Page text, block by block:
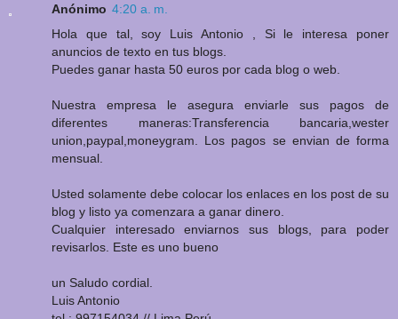
Anónimo 4:20 a. m.
Hola que tal, soy Luis Antonio , Si le interesa poner
anuncios de texto en tus blogs.
Puedes ganar hasta 50 euros por cada blog o web.
Nuestra empresa le asegura enviarle sus pagos de
diferentes maneras:Transferencia bancaria,wester
union,paypal,moneygram. Los pagos se envian de forma
mensual.
Usted solamente debe colocar los enlaces en los post de su
blog y listo ya comenzara a ganar dinero.
Cualquier interesado enviarnos sus blogs, para poder
revisarlos. Este es uno bueno
un Saludo cordial.
Luis Antonio